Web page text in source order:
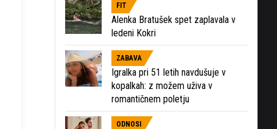
FIT
Alenka Bratušek spet zaplavala v
ledeni Kokri
ZABAVA
Igralka pri 51 letih navdušuje v
kopalkah: z možem uživa v
romantičnem poletju
ODNOSI